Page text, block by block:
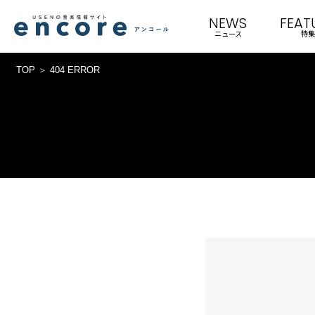
NEWS
ニュース 特集
TOP 404 ERROR